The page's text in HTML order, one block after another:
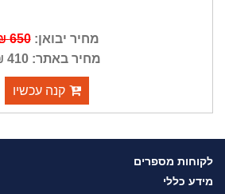
מחיר יבואן:650 ₪
מחיר באתר: 410 ₪
קנה עכשיו
לקוחות מספרים
מידע כללי